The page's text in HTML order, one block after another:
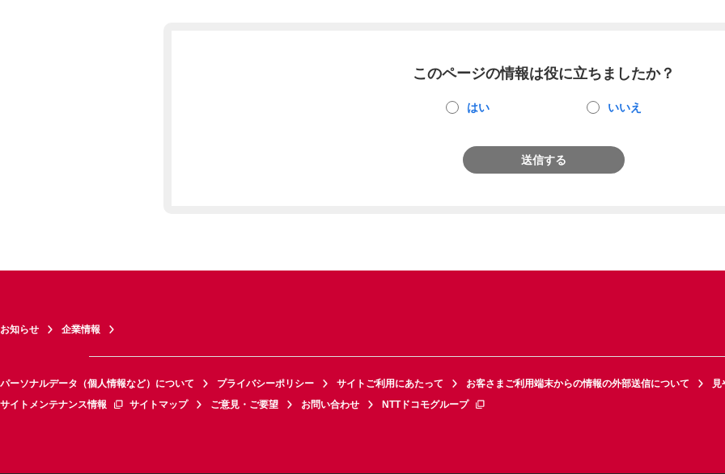
このページの情報は役に立ちましたか？
はい いいえ
送信する
お知らせ 企業情報
パーソナルデータ（個人情報など）について プライバシーポリシー サイトご利用にあたって お客さまご利用端末からの情報の外部送信について
見
サイトメンテナンス情報
サイトマップ ご意見・ご要望 お問い合わせ NTTドコモグループ